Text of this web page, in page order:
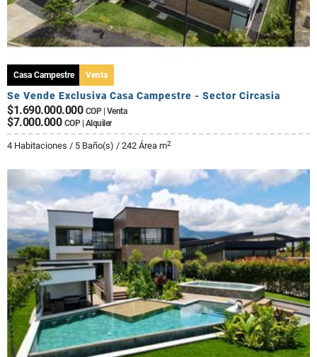
Casa Campestre Venta
Se Vende Exclusiva Casa Campestre - Sector Circasia
$1.690.000.000 COP | Venta
$7.000.000 COP | Alquiler
4 Habitaciones / 5 Baño(s) / 242 Área m2